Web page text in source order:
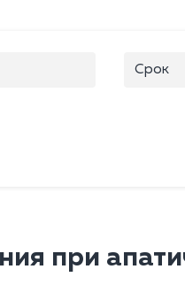
Срок
при